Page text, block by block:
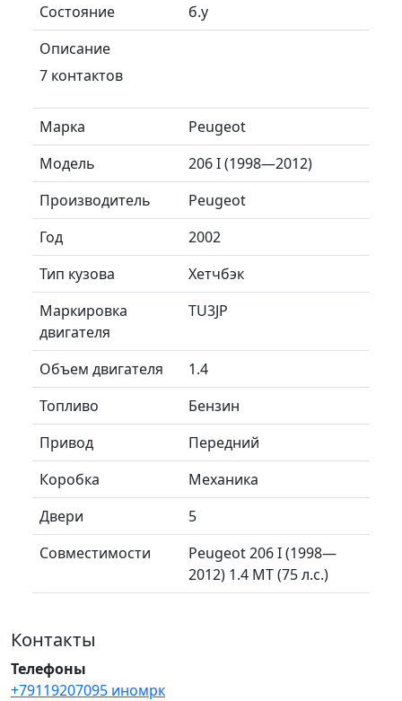
Состояние
б.у
Описание
7 контактов
Марка
Peugeot
Модель
206 I (1998—2012)
Производитель
Peugeot
Год
2002
Тип кузова
Хетчбэк
Маркировка
двигателя
TU3JP
Объем двигателя
1.4
Топливо
Бензин
Привод
Передний
Коробка
Механика
Двери
5
Совместимости
Peugeot 206 I (1998—
2012) 1.4 MT (75 л.с.)
Контакты
Телефоны
+79119207095 иномрк